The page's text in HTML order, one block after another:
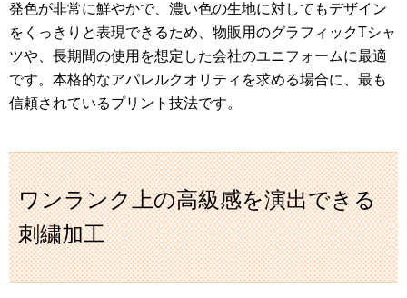
発色が非常に鮮やかで、濃い色の生地に対してもデザイン
をくっきりと表現できるため、物販用のグラフィックTシャ
ツや、長期間の使用を想定した会社のユニフォームに最適
です。本格的なアパレルクオリティを求める場合に、最も
信頼されているプリント技法です。
ワンランク上の高級感を演出できる
刺繍加工